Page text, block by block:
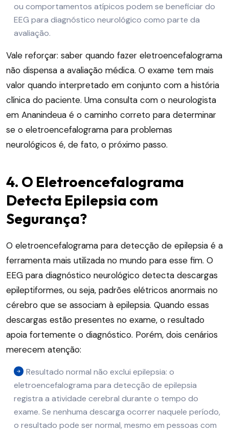
ou comportamentos atípicos podem se beneficiar do
EEG para diagnóstico neurológico como parte da
avaliação.
Vale reforçar: saber quando fazer eletroencefalograma
não dispensa a avaliação médica. O exame tem mais
valor quando interpretado em conjunto com a história
clínica do paciente. Uma consulta com o neurologista
em Ananindeua é o caminho correto para determinar
se o eletroencefalograma para problemas
neurológicos é, de fato, o próximo passo.
4. O Eletroencefalograma
Detecta Epilepsia com
Segurança?
O eletroencefalograma para detecção de epilepsia é a
ferramenta mais utilizada no mundo para esse fim. O
EEG para diagnóstico neurológico detecta descargas
epileptiformes, ou seja, padrões elétricos anormais no
cérebro que se associam à epilepsia. Quando essas
descargas estão presentes no exame, o resultado
apoia fortemente o diagnóstico. Porém, dois cenários
merecem atenção:
Resultado normal não exclui epilepsia: o
eletroencefalograma para detecção de epilepsia
registra a atividade cerebral durante o tempo do
exame. Se nenhuma descarga ocorrer naquele período,
o resultado pode ser normal, mesmo em pessoas com